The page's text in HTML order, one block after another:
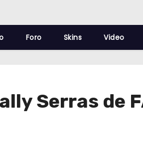
Foro Skins Video
Serras de